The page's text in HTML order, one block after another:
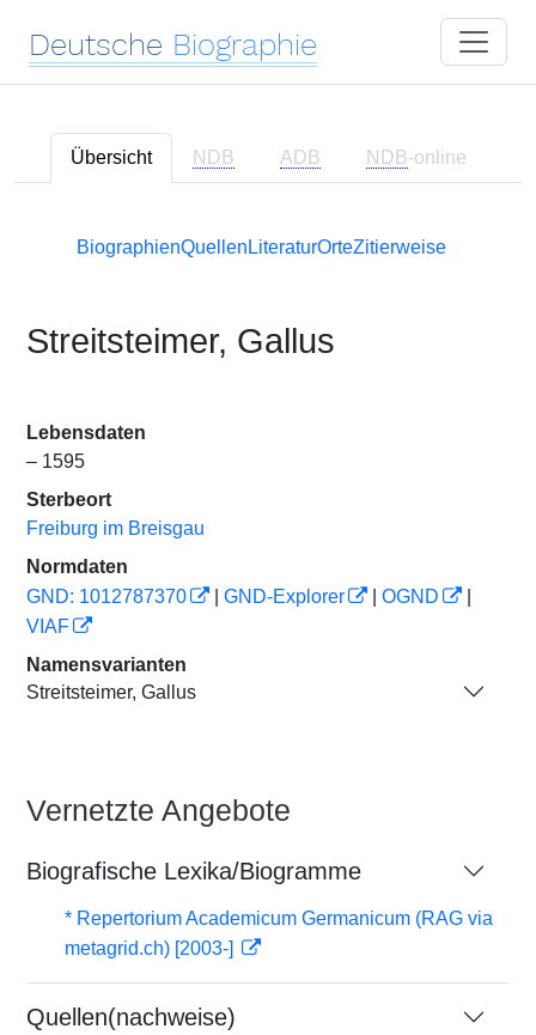
Deutsche Biographie
Übersicht NDB ADB NDB-online
BiographienQuellen LiteraturOrteZitierweise
Streitsteimer, Gallus
Lebensdaten
– 1595
Sterbeort
Freiburg im Breisgau
Normdaten
GND: 1012787370
GND-Explorer OGND
VIAF
Namensvarianten
Streitsteimer, Gallus
Vernetzte Angebote
Biografische Lexika/Biogramme
* Repertorium Academicum Germanicum (RAG via
metagrid.ch) [2003-]
Quellen(nachweise)